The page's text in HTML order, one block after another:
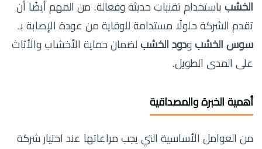
الخشب باستخدام تقنيات حديثة وفعالة. من المهم أيضًا أن
تقدم الشركة حلولًا مستدامة للوقاية من عودة الإصابة بـ
سوس الخشب ودود الخشب لضمان حماية الأخشاب والأثاث
على المدى الطويل.
أهمية الخبرة والمصداقية
من العوامل الأساسية التي يجب مراعاتها عند اختيار شركة